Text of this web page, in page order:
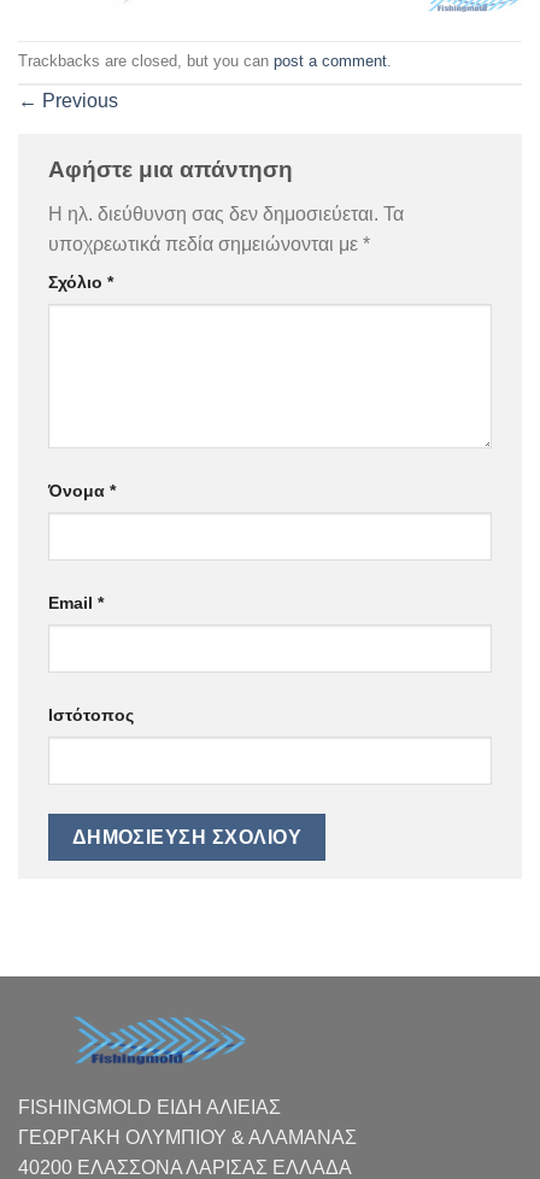
Trackbacks are closed, but you can post a comment.
← Previous
Αφήστε μια απάντηση
Η ηλ. διεύθυνση σας δεν δημοσιεύεται. Τα
υποχρεωτικά πεδία σημειώνονται με *
Σχόλιο *
Όνομα *
Email *
Ιστότοπος
FISHINGMOLD ΕΙΔΗ ΑΛΙΕΙΑΣ
ΓΕΩΡΓΑΚΗ ΟΛΥΜΠΙΟΥ & ΑΛΑΜΑΝΑΣ
40200 ΕΛΑΣΣΟΝΑ ΛΑΡΙΣΑΣ EΛΛΑΔΑ